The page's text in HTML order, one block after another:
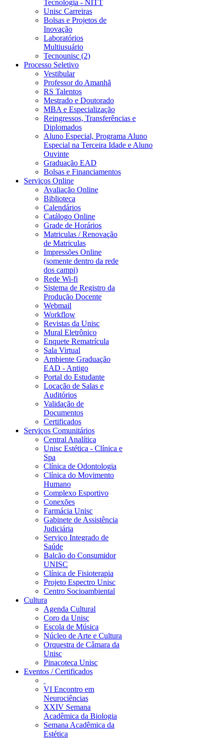
Tecnologia - NITT
Unisc Carreiras
Bolsas e Projetos de
Inovação
Laboratórios
Multiusuário
Tecnounisc (2)
Processo Seletivo
Vestibular
Professor do Amanhã
RS Talentos
Mestrado e Doutorado
MBA e Especialização
Reingressos, Transferências e
Diplomados
Aluno Especial, Programa Aluno
Especial na Terceira Idade e Aluno
Ouvinte
Graduação EAD
Bolsas e Financiamentos
Serviços Online
Avaliação Online
Biblioteca
Calendários
Catálogo Online
Grade de Horários
Matriculas / Renovação
de Matriculas
Impressões Online
(somente dentro da rede
dos campi)
Rede Wi-fi
Sistema de Registro da
Produção Docente
Webmail
Workflow
Revistas da Unisc
Mural Eletrônico
Enquete Rematrícula
Sala Virtual
Ambiente Graduação
EAD - Antigo
Portal do Estudante
Locação de Salas e
Auditórios
Validação de
Documentos
Certificados
Serviços Comunitários
Central Analítica
Unisc Estética - Clínica e
Spa
Clínica de Odontologia
Clínica do Movimento
Humano
Complexo Esportivo
Conexões
Farmácia Unisc
Gabinete de Assistência
Judiciária
Serviço Integrado de
Saúde
Balcão do Consumidor
UNISC
Clínica de Fisioterapia
Projeto Espectro Unisc
Centro Socioambiental
Cultura
Agenda Cultural
Coro da Unisc
Escola de Música
Núcleo de Arte e Cultura
Orquestra de Câmara da
Unisc
Pinacoteca Unisc
Eventos / Certificados
VI Encontro em
Neurociências
XXIV Semana
Acadêmica da Biologia
Semana Acadêmica da
Estética